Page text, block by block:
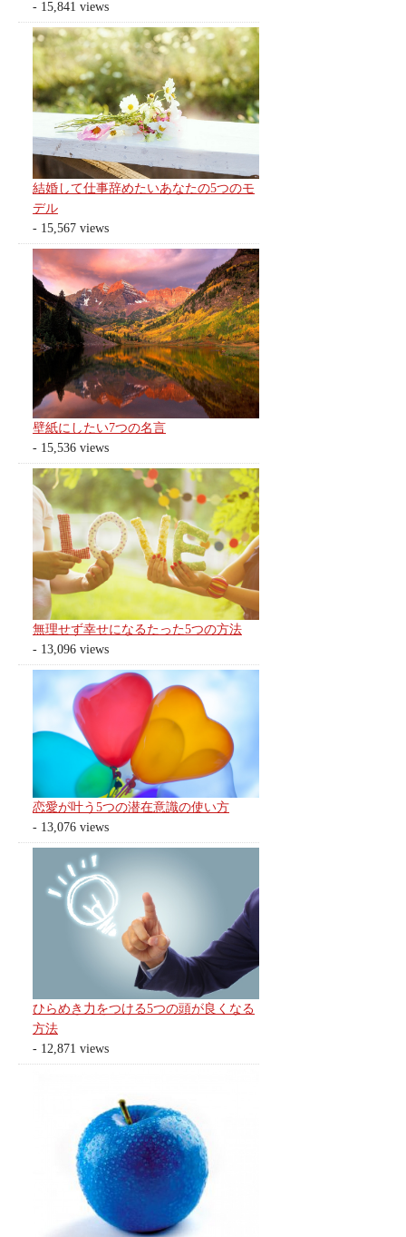
- 15,841 views
結婚して仕事辞めたいあなたの5つのモ
デル
- 15,567 views
壁紙にしたい7つの名言
- 15,536 views
無理せず幸せになるたった5つの方法
- 13,096 views
恋愛が叶う5つの潜在意識の使い方
- 13,076 views
ひらめき力をつける5つの頭が良くなる
方法
- 12,871 views